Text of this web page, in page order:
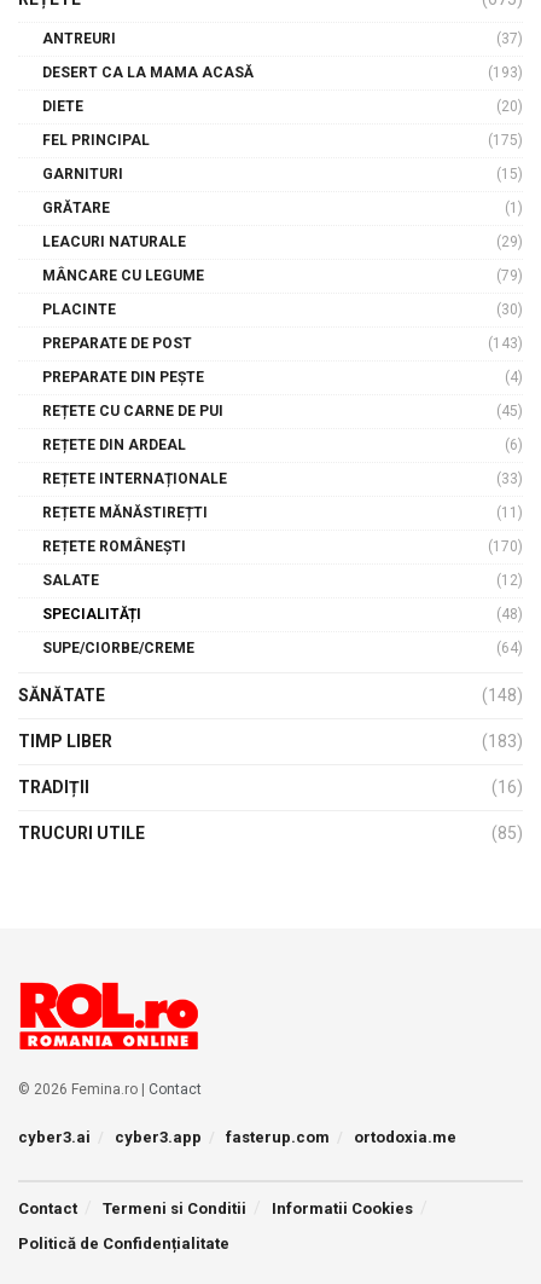
ANTREURI
(37)
DESERT CA LA MAMA ACASĂ
(193)
DIETE
(20)
FEL PRINCIPAL
(175)
GARNITURI
(15)
GRĂTARE
(1)
LEACURI NATURALE
(29)
MÂNCARE CU LEGUME
(79)
PLACINTE
(30)
PREPARATE DE POST
(143)
PREPARATE DIN PEȘTE
(4)
REȚETE CU CARNE DE PUI
(45)
REȚETE DIN ARDEAL
(6)
REȚETE INTERNAȚIONALE
(33)
REȚETE MĂNĂSTIREȚTI
(11)
REȚETE ROMÂNEȘTI
(170)
SALATE
(12)
SPECIALITĂȚI
(48)
SUPE/CIORBE/CREME
(64)
SĂNĂTATE (148)
TIMP LIBER (183)
TRADIȚII (16)
TRUCURI UTILE (85)
© 2026 Femina.ro | Contact
cyber3.ai cyber3.app fasterup.com ortodoxia.me
Contact Termeni si Conditii
Informatii Cookies
Politică de Confidențialitate